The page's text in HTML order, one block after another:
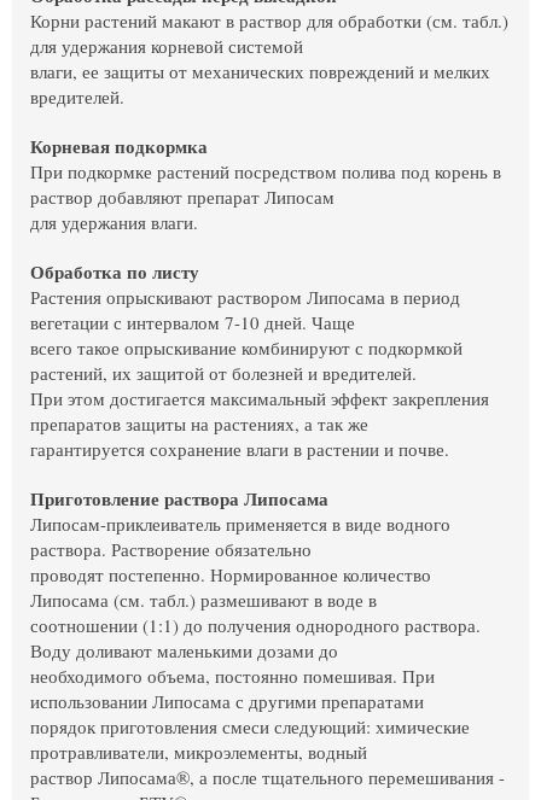
Корни растений макают в раствор для обработки (см. табл.)
для удержания корневой системой
влаги, ее защиты от механических повреждений и мелких
вредителей.
Корневая подкормка
При подкормке растений посредством полива под корень в
раствор добавляют препарат Липосам
для удержания влаги.
Обработка по листу
Растения опрыскивают раствором Липосама в период
вегетации с интервалом 7-10 дней. Чаще
всего такое опрыскивание комбинируют с подкормкой
растений, их защитой от болезней и вредителей.
При этом достигается максимальный эффект закрепления
препаратов защиты на растениях, а так же
гарантируется сохранение влаги в растении и почве.
Приготовление раствора Липосама
Липосам-приклеиватель применяется в виде водного
раствора. Растворение обязательно
проводят постепенно. Нормированное количество
Липосама (см. табл.) размешивают в воде в
соотношении (1:1) до получения однородного раствора.
Воду доливают маленькими дозами до
необходимого объема, постоянно помешивая. При
использовании Липосама с другими препаратами
порядок приготовления смеси следующий: химические
протравливатели, микроэлементы, водный
раствор Липосама®, а после тщательного перемешивания -